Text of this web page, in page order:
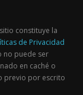
constituye la
de Privacidad
no puede ser
en caché o
previo por escrito